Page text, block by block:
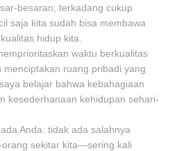
besaran; terkadang cukup
saja kita sudah bisa membawa
hidup kita.
waktu berkualitas
ruang pribadi yang
belajar bahwa kebahagiaan
kesederhanaan kehidupan sehari-
Anda: tidak ada salahnya
sekitar kita—sering kali